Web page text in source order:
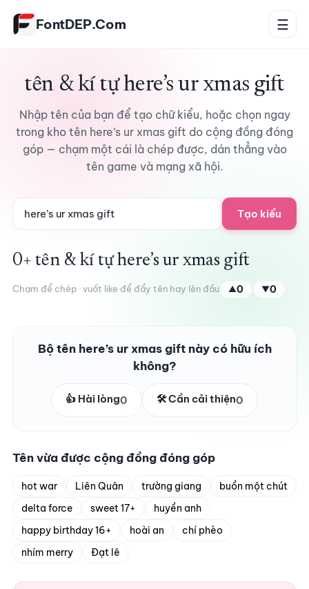
FontDEP.Com ☰
tên & kí tự here’s ur xmas gift
Nhập tên của bạn để tạo chữ kiểu, hoặc chọn ngay
trong kho tên here’s ur xmas gift do cộng đồng đóng
góp — chạm một cái là chép được, dán thẳng vào
tên game và mạng xã hội.
Tạo kiểu
0+ tên & kí tự here’s ur xmas gift
Chạm để chép · vuốt like để đẩy tên hay lên đầu ▲0 ▼0
Bộ tên here’s ur xmas gift này có hữu ích
không?
👍 Hài lòng0 🛠️ Cần cải thiện0
Tên vừa được cộng đồng đóng góp
hot war Liên Quân trường giang
buồn một chút
delta force
sweet 17+
huyền anh
happy birthday 16+
hoài an
chí phèo
nhím merry
Đạt lê